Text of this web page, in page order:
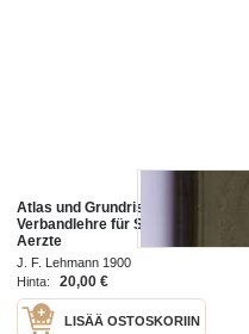
Atlas und Grundriss der
Verbandlehre für Studierende und
Aerzte
J. F. Lehmann 1900
Hinta:
20,00 €
LISÄÄ OSTOSKORIIN